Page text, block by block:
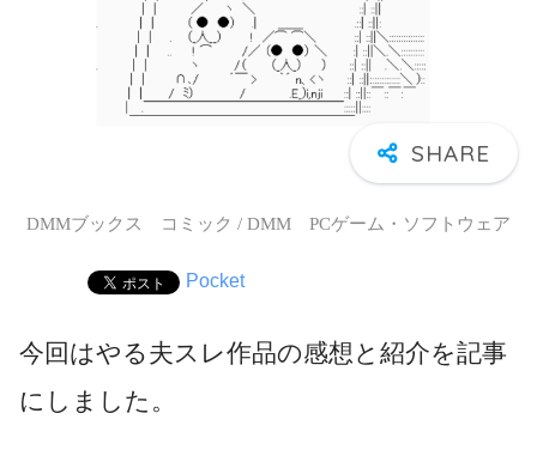
DMMブックス コミック / DMM PCゲーム・ソフトウェア
Pocket
今回はやる夫スレ作品の感想と紹介を記事
にしました。